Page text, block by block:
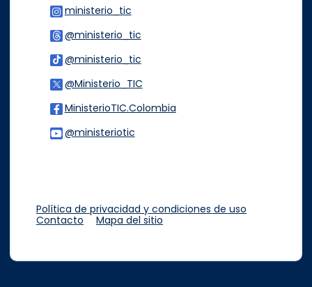
ministerio_tic
@ministerio_tic
@ministerio_tic
@Ministerio_TIC
MinisterioTIC.Colombia
@ministeriotic
Política de privacidad y condiciones de uso
Contacto
Mapa del sitio